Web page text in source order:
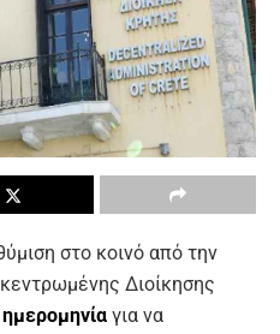
στο κοινό από την
Διοίκησης
για να